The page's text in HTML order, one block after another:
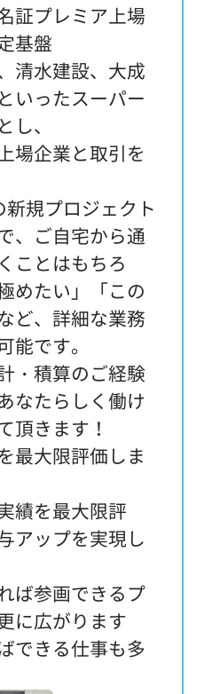
証プレミア上場
基盤
清水建設、大成
いったスーパー
、
場企業と取引を
規プロジェクト
、ご自宅から通
ことはもちろ
めたい」「この
ど、詳細な業務
能です。
・積算のご経験
なたらしく働け
頂きます！
最大限評価しま
績を最大限評
アップを実現し
ば参画できるプ
に広がります
できる仕事も多